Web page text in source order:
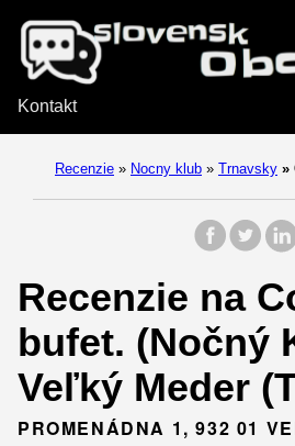
Kontakt
Recenzie » Nocny klub » Trnavsky »
Recenzie na
bufet. (Nočný
Veľký Meder
PROMENÁDNA 1, 932 01